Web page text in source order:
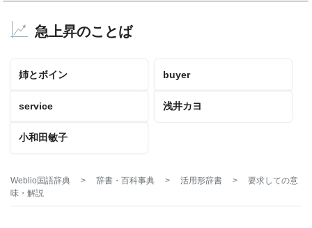
急上昇のことば
姉とボイン buyer
service 浅井カヨ
小和田敏子
Weblio国語辞典 > 辞書・百科事典 > 活用形辞書 > 要求しての意
味・解説